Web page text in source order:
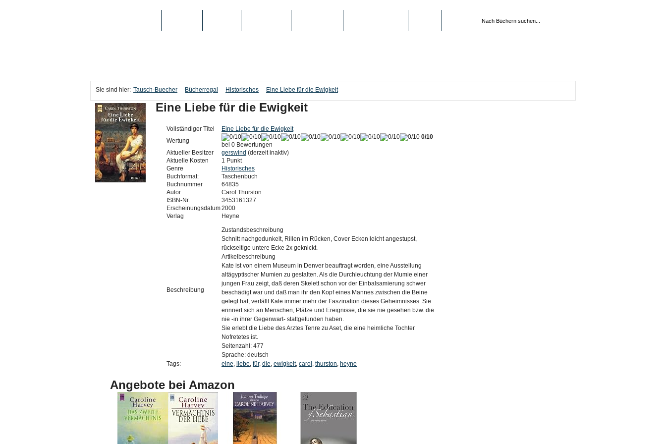
Sie sind hier: Tausch-Buecher Bücherregal Historisches Eine Liebe für die Ewigkeit
Eine Liebe für die Ewigkeit
Vollständiger Titel
Eine Liebe für die Ewigkeit
Wertung
0/10
bei 0 Bewertungen
Aktueller Besitzer
gerswind (derzeit inaktiv)
Aktuelle Kosten
1 Punkt
Genre
Historisches
Buchformat:
Taschenbuch
Buchnummer
64835
Autor
Carol Thurston
ISBN-Nr.
3453161327
Erscheinungsdatum2000
Verlag
Heyne
Beschreibung
Zustandsbeschreibung
Schnitt nachgedunkelt, Rillen im Rücken, Cover Ecken leicht angestupst,
rückseitige untere Ecke 2x geknickt.
Artikelbeschreibung
Kate ist von einem Museum in Denver beauftragt worden, eine Ausstellung
altägyptischer Mumien zu gestalten. Als die Durchleuchtung der Mumie einer
jungen Frau zeigt, daß deren Skelett schon vor der Einbalsamierung schwer
beschädigt war und daß man ihr den Kopf eines Mannes zwischen die Beine
gelegt hat, verfällt Kate immer mehr der Faszination dieses Geheimnisses. Sie
erinnert sich an Menschen, Plätze und Ereignisse, die sie nie gesehen bzw. die
nie -in ihrer Gegenwart- stattgefunden haben.
Sie erlebt die Liebe des Arztes Tenre zu Aset, die eine heimliche Tochter
Nofretetes ist.
Seitenzahl: 477
Sprache: deutsch
Tags:
eine, liebe, für, die, ewigkeit, carol , thurston, heyne
Angebote bei Amazon